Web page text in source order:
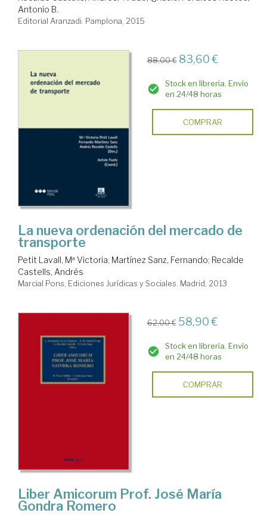
Antonio B.
Editorial Aranzadi. Pamplona, 2015
88,00 € 83,60 €
Stock en librería. Envío
en 24/48 horas
COMPRAR
La nueva ordenación del mercado de
transporte
Petit Lavall, Mª Victoria; Martínez Sanz, Fernando; Recalde
Castells, Andrés
Marcial Pons, Ediciones Jurídicas y Sociales. Madrid, 2013
62,00 € 58,90 €
Stock en librería. Envío
en 24/48 horas
COMPRAR
Liber Amicorum Prof. José María
Gondra Romero